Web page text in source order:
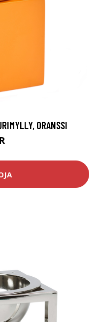
ORANSSI